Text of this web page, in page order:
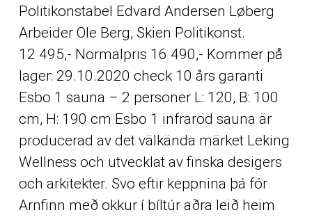
Politikonstabel Edvard Andersen Løberg
Arbeider Ole Berg, Skien Politikonst.
12 495,- Normalpris 16 490,- Kommer på
lager: 29.10.2020 check 10 års garanti
Esbo 1 sauna – 2 personer L: 120, B: 100
cm, H: 190 cm Esbo 1 infraröd sauna är
producerad av det välkända märket Leking
Wellness och utvecklat av finska desigers
och arkitekter. Svo eftir keppnina þá fór
Arnfinn með okkur í bíltúr aðra leið heim